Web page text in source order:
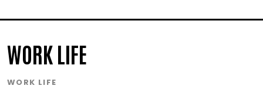
WORK LIFE
WORK LIFE